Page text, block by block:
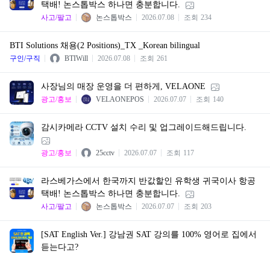
택배! 논스톱박스 하나면 충분합니다.
사고/팔고 논스톱박스 2026.07.08 조회 234
BTI Solutions 채용(2 Positions)_TX _Korean bilingual
구인/구직 BTIWill 2026.07.08 조회 261
사장님의 매장 운영을 더 편하게, VELAONE
광고/홍보 VELAONEPOS 2026.07.07 조회 140
감시카메라 CCTV 설치 수리 및 업그레이드해드립니다.
광고/홍보 25cctv 2026.07.07 조회 117
라스베가스에서 한국까지 반값할인 유학생 귀국이사 항공
택배! 논스톱박스 하나면 충분합니다.
사고/팔고 논스톱박스 2026.07.07 조회 203
[SAT English Ver.] 강남권 SAT 강의를 100% 영어로 집에서
듣는다고?